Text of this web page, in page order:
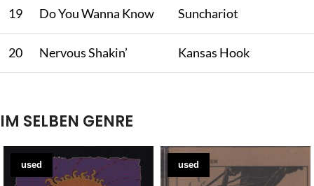
19 Do You Wanna Know Sunchariot
20 Nervous Shakin’ Kansas Hook
IM SELBEN GENRE
used used